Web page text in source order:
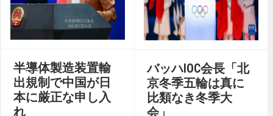
半導体製造装置輸
出規制で中国が日
本に厳正な申し入
れ
バッハIOC会長「北
京冬季五輪は真に
比類なき冬季大
会」